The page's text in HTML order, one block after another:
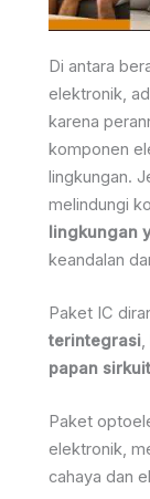
Di antara
elektronik,
karena
komponen
lingkungan.
melindungi
lingkungan
keandalan
Paket IC
terintegrasi,
papan
Paket
elektronik,
cahaya dan